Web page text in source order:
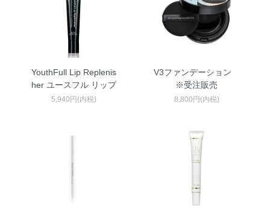
YouthFull Lip Replenis
her ユースフル リップ
5,940円(内税)
V3ファンデーション
※受注販売
8,800円(内税)